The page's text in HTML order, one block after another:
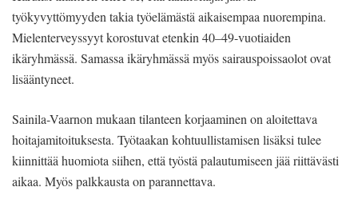
työkyvyttömyyden takia työelämästä aikaisempaa nuorempina.
Mielenterveyssyyt korostuvat etenkin 40–49-vuotiaiden
ikäryhmässä. Samassa ikäryhmässä myös sairauspoissaolot ovat
lisääntyneet.
Sainila-Vaarnon mukaan tilanteen korjaaminen on aloitettava
hoitajamitoituksesta. Työtaakan kohtuullistamisen lisäksi tulee
kiinnittää huomiota siihen, että työstä palautumiseen jää riittävästi
aikaa. Myös palkkausta on parannettava.